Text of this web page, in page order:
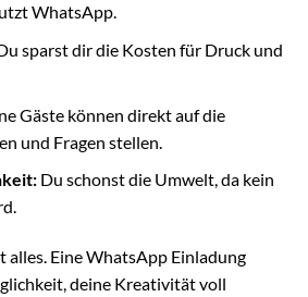
WhatsApp.
sparst dir die Kosten für Druck und
Gäste können direkt auf die
und Fragen stellen.
Du schonst die Umwelt, da kein
alles. Eine WhatsApp Einladung
deine Kreativität voll